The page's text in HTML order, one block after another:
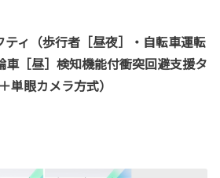
ティ（歩行者［昼夜］・自転車運転
［昼］検知機能付衝突回避支援タ
単眼カメラ方式）